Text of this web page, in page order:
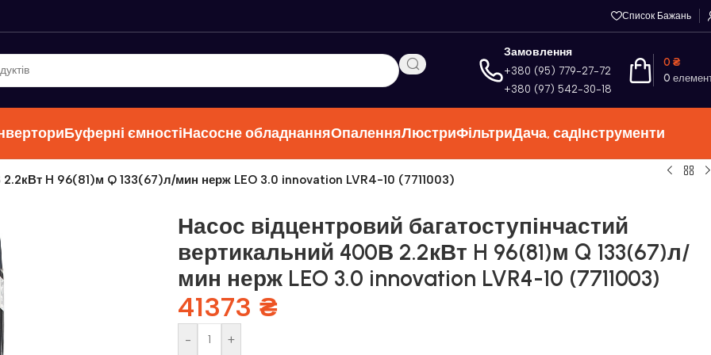
Список Бажань
Замовлення
+380 (95) 779-27-72
+380 (97) 542-30-18
0
0 ₴
Буферні ємностіНасосне обладнанняОпаленняЛюстриФільтриДача, садІнструменти
2.2кВт H 96(81)м Q 133(67)л/мин нерж LEO 3.0 innovation LVR4-10 (7711003)
Насос відцентровий багатоступінчастий
вертикальний 400В 2.2кВт H 96(81)м Q 133(67)л/
мин нерж LEO 3.0 innovation LVR4-10 (7711003)
41373 ₴
- +